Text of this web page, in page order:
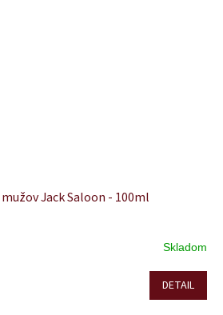
Jack Saloon - 100ml
Skladom
DETAIL